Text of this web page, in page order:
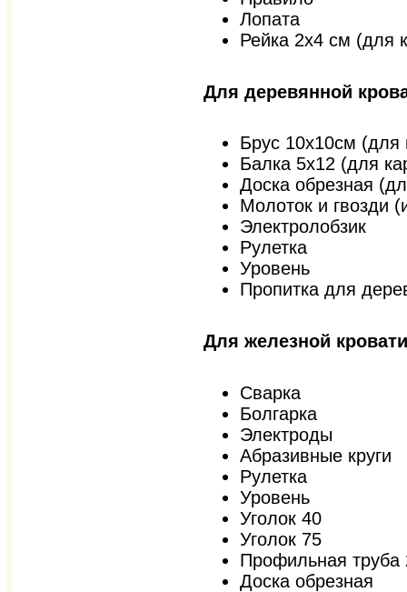
Лопата
Рейка 2х4 см (для
Для деревянной
Брус 10х10см (для
Балка 5х12 (для
Доска обрезная
Молоток и гвозди
Электролобзик
Рулетка
Уровень
Пропитка для
Для железной
Сварка
Болгарка
Электроды
Абразивные круги
Рулетка
Уровень
Уголок 40
Уголок 75
Профильная труба
Доска обрезная